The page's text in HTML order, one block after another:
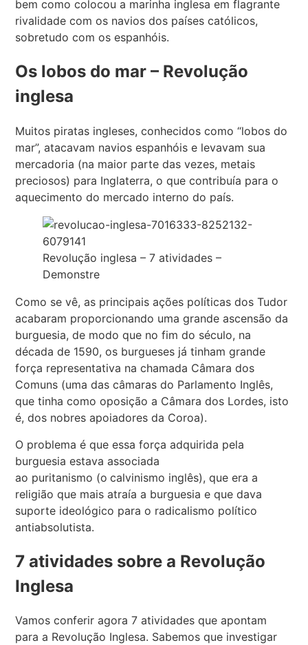
bem como colocou a marinha inglesa em flagrante
rivalidade com os navios dos países católicos,
sobretudo com os espanhóis.
Os lobos do mar – Revolução
inglesa
Muitos piratas ingleses, conhecidos como “lobos do
mar”, atacavam navios espanhóis e levavam sua
mercadoria (na maior parte das vezes, metais
preciosos) para Inglaterra, o que contribuía para o
aquecimento do mercado interno do país.
Revolução inglesa – 7 atividades –
Demonstre
Como se vê, as principais ações políticas dos Tudor
acabaram proporcionando uma grande ascensão da
burguesia, de modo que no fim do século, na
década de 1590, os burgueses já tinham grande
força representativa na chamada Câmara dos
Comuns (uma das câmaras do Parlamento Inglês,
que tinha como oposição a Câmara dos Lordes, isto
é, dos nobres apoiadores da Coroa).
O problema é que essa força adquirida pela
burguesia estava associada
ao puritanismo (o calvinismo inglês), que era a
religião que mais atraía a burguesia e que dava
suporte ideológico para o radicalismo político
antiabsolutista.
7 atividades sobre a Revolução
Inglesa
Vamos conferir agora 7 atividades que apontam
para a Revolução Inglesa. Sabemos que investigar